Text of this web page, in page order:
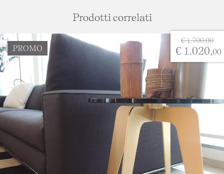
I campi contrassegnati con l'asterisco * sono da
compilare obbligatoriamente.
Email *
Oggetto*
Prodotti correlati
€ 1.700,00
€ 1.020,00
PROMO